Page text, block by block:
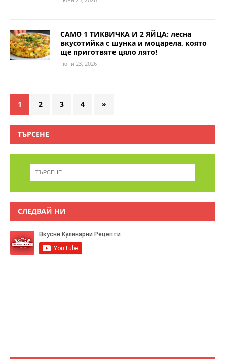
САМО 1 ТИКВИЧКА И 2 ЯЙЦА: лесна
вкусотийка с шунка и моцарела, която
ще приготвяте цяло лято!
юни 23, 2026
1 2 3 4 »
ТЪРСЕНЕ
СЛЕДВАЙ НИ